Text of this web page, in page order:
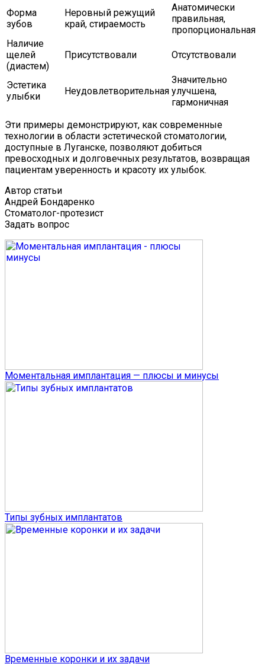
Форма
зубов
Неровный режущий
край, стираемость
Анатомически
правильная,
пропорциональная
Наличие
щелей
(диастем)
Присутствовали Отсутствовали
Эстетика
улыбки
Неудовлетворительная
Значительно
улучшена,
гармоничная
Эти примеры демонстрируют, как современные
технологии в области эстетической стоматологии,
доступные в Луганске, позволяют добиться
превосходных и долговечных результатов, возвращая
пациентам уверенность и красоту их улыбок.
Автор статьи
Андрей Бондаренко
Стоматолог-протезист
Задать вопрос
Моментальная имплантация — плюсы и минусы
Типы зубных имплантатов
Временные коронки и их задачи